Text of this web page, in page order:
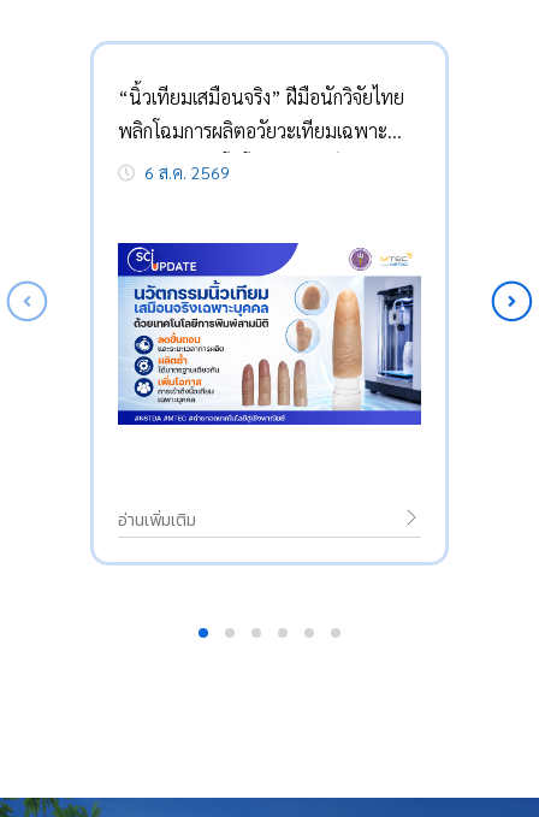
“นิ้วเทียมเสมือนจริง” ฝีมือนักวิจัยไทย
พลิกโฉมการผลิตอวัยวะเทียมเฉพาะ
บุคคลด้วยเทคโนโลยีการพิมพ์สามมิติ
6 ส.ค. 2569
อ่านเพิ่มเติม